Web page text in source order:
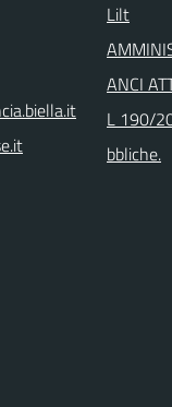
Lilt
ANCI
L 190/
bbliche.